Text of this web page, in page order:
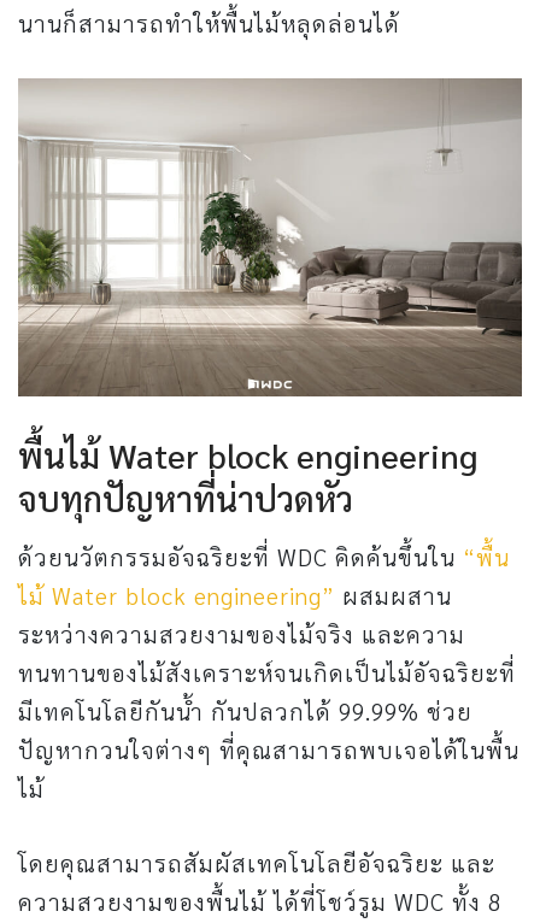
นานก็สามารถทำให้พื้นไม้หลุดล่อนได้
พื้นไม้ Water block engineering
จบทุกปัญหาที่น่าปวดหัว
ด้วยนวัตกรรมอัจฉริยะที่ WDC คิดค้นขึ้นใน “พื้น
ไม้ Water block engineering” ผสมผสาน
ระหว่างความสวยงามของไม้จริง และความ
ทนทานของไม้สังเคราะห์จนเกิดเป็นไม้อัจฉริยะที่
มีเทคโนโลยีกันน้ำ กันปลวกได้ 99.99% ช่วย
ปัญหากวนใจต่างๆ ที่คุณสามารถพบเจอได้ในพื้น
ไม้
โดยคุณสามารถสัมผัสเทคโนโลยีอัจฉริยะ และ
ความสวยงามของพื้นไม้ ได้ที่โชว์รูม WDC ทั้ง 8